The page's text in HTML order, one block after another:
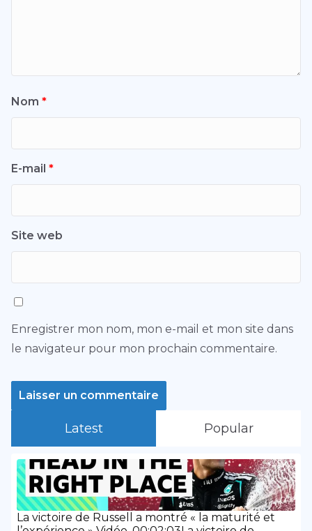
Nom *
E-mail *
Site web
Enregistrer mon nom, mon e-mail et mon site dans
le navigateur pour mon prochain commentaire.
Latest Popular
La victoire de Russell a montré « la maturité et